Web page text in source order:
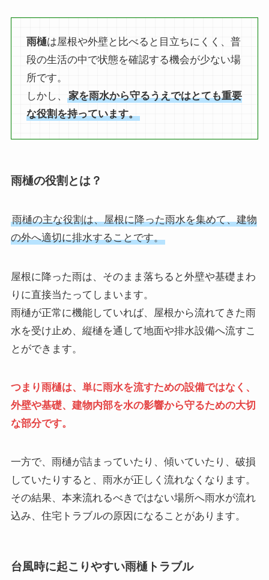
雨樋は屋根や外壁と比べると目立ちにくく、普
段の生活の中で状態を確認する機会が少ない場
所です。
しかし、家を雨水から守るうえではとても重要
な役割を持っています。
雨樋の役割とは？
雨樋の主な役割は、屋根に降った雨水を集めて、建物
の外へ適切に排水することです。
屋根に降った雨は、そのまま落ちると外壁や基礎まわ
りに直接当たってしまいます。
雨樋が正常に機能していれば、屋根から流れてきた雨
水を受け止め、縦樋を通して地面や排水設備へ流すこ
とができます。
つまり雨樋は、単に雨水を流すための設備ではなく、
外壁や基礎、建物内部を水の影響から守るための大切
な部分です。
一方で、雨樋が詰まっていたり、傾いていたり、破損
していたりすると、雨水が正しく流れなくなります。
その結果、本来流れるべきではない場所へ雨水が流れ
込み、住宅トラブルの原因になることがあります。
台風時に起こりやすい雨樋トラブル